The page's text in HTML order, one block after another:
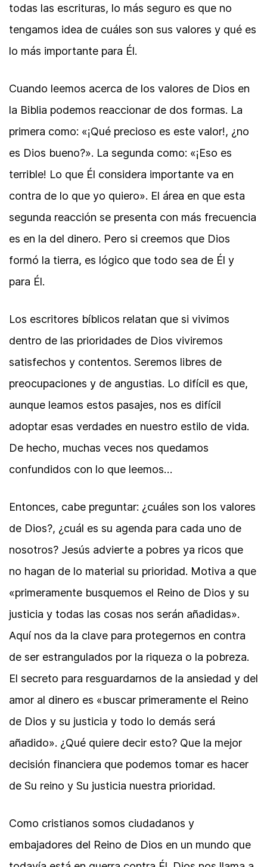
todas las escrituras, lo más seguro es que no
tengamos idea de cuáles son sus valores y qué es
lo más importante para Él.
Cuando leemos acerca de los valores de Dios en
la Biblia podemos reaccionar de dos formas. La
primera como: «¡Qué precioso es este valor!, ¿no
es Dios bueno?». La segunda como: «¡Eso es
terrible! Lo que Él considera importante va en
contra de lo que yo quiero». El área en que esta
segunda reacción se presenta con más frecuencia
es en la del dinero. Pero si creemos que Dios
formó la tierra, es lógico que todo sea de Él y
para Él.
Los escritores bíblicos relatan que si vivimos
dentro de las prioridades de Dios viviremos
satisfechos y contentos. Seremos libres de
preocupaciones y de angustias. Lo difícil es que,
aunque leamos estos pasajes, nos es difícil
adoptar esas verdades en nuestro estilo de vida.
De hecho, muchas veces nos quedamos
confundidos con lo que leemos…
Entonces, cabe preguntar: ¿cuáles son los valores
de Dios?, ¿cuál es su agenda para cada uno de
nosotros? Jesús advierte a pobres ya ricos que
no hagan de lo material su prioridad. Motiva a que
«primeramente busquemos el Reino de Dios y su
justicia y todas las cosas nos serán añadidas».
Aquí nos da la clave para protegernos en contra
de ser estrangulados por la riqueza o la pobreza.
El secreto para resguardarnos de la ansiedad y del
amor al dinero es «buscar primeramente el Reino
de Dios y su justicia y todo lo demás será
añadido». ¿Qué quiere decir esto? Que la mejor
decisión financiera que podemos tomar es hacer
de Su reino y Su justicia nuestra prioridad.
Como cristianos somos ciudadanos y
embajadores del Reino de Dios en un mundo que